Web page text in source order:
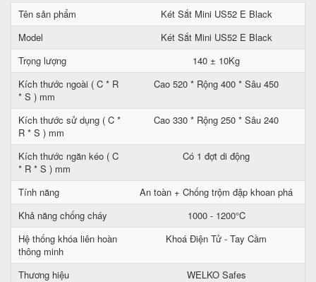
Tên sản phẩm
Két Sắt Mini US52 E Black
Model
Két Sắt Mini US52 E Black
Trọng lượng
140 ± 10Kg
Kích thước ngoài ( C * R
* S ) mm
Cao 520 * Rộng 400 * Sâu 450
Kích thước sử dụng ( C *
R * S ) mm
Cao 330 * Rộng 250 * Sâu 240
Kích thước ngăn kéo ( C
* R * S ) mm
Có 1 đợt di động
Tính năng
An toàn + Chống trộm đập khoan phá
Khả năng chống cháy
1000 - 1200°C
Hệ thống khóa liên hoàn
thông minh
Khoá Điện Tử - Tay Cầm
Thương hiệu WELKO Safes